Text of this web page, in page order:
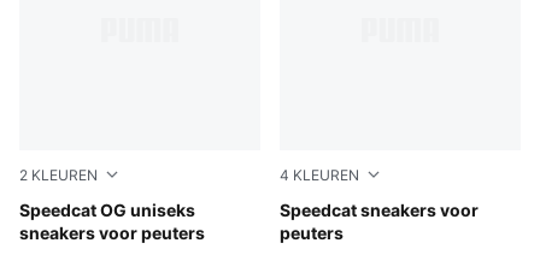
2 KLEUREN
Speedcat OG uniseks
sneakers voor peuters
PUMA Black-PUMA White
4 KLEUREN
Speedcat sneakers voor
peuters
Archive Green-PUMA White